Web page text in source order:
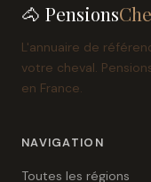
🐴 Pensions
L'annuaire de
votre cheval.
en France.
NAVIGATION
Toutes les régions